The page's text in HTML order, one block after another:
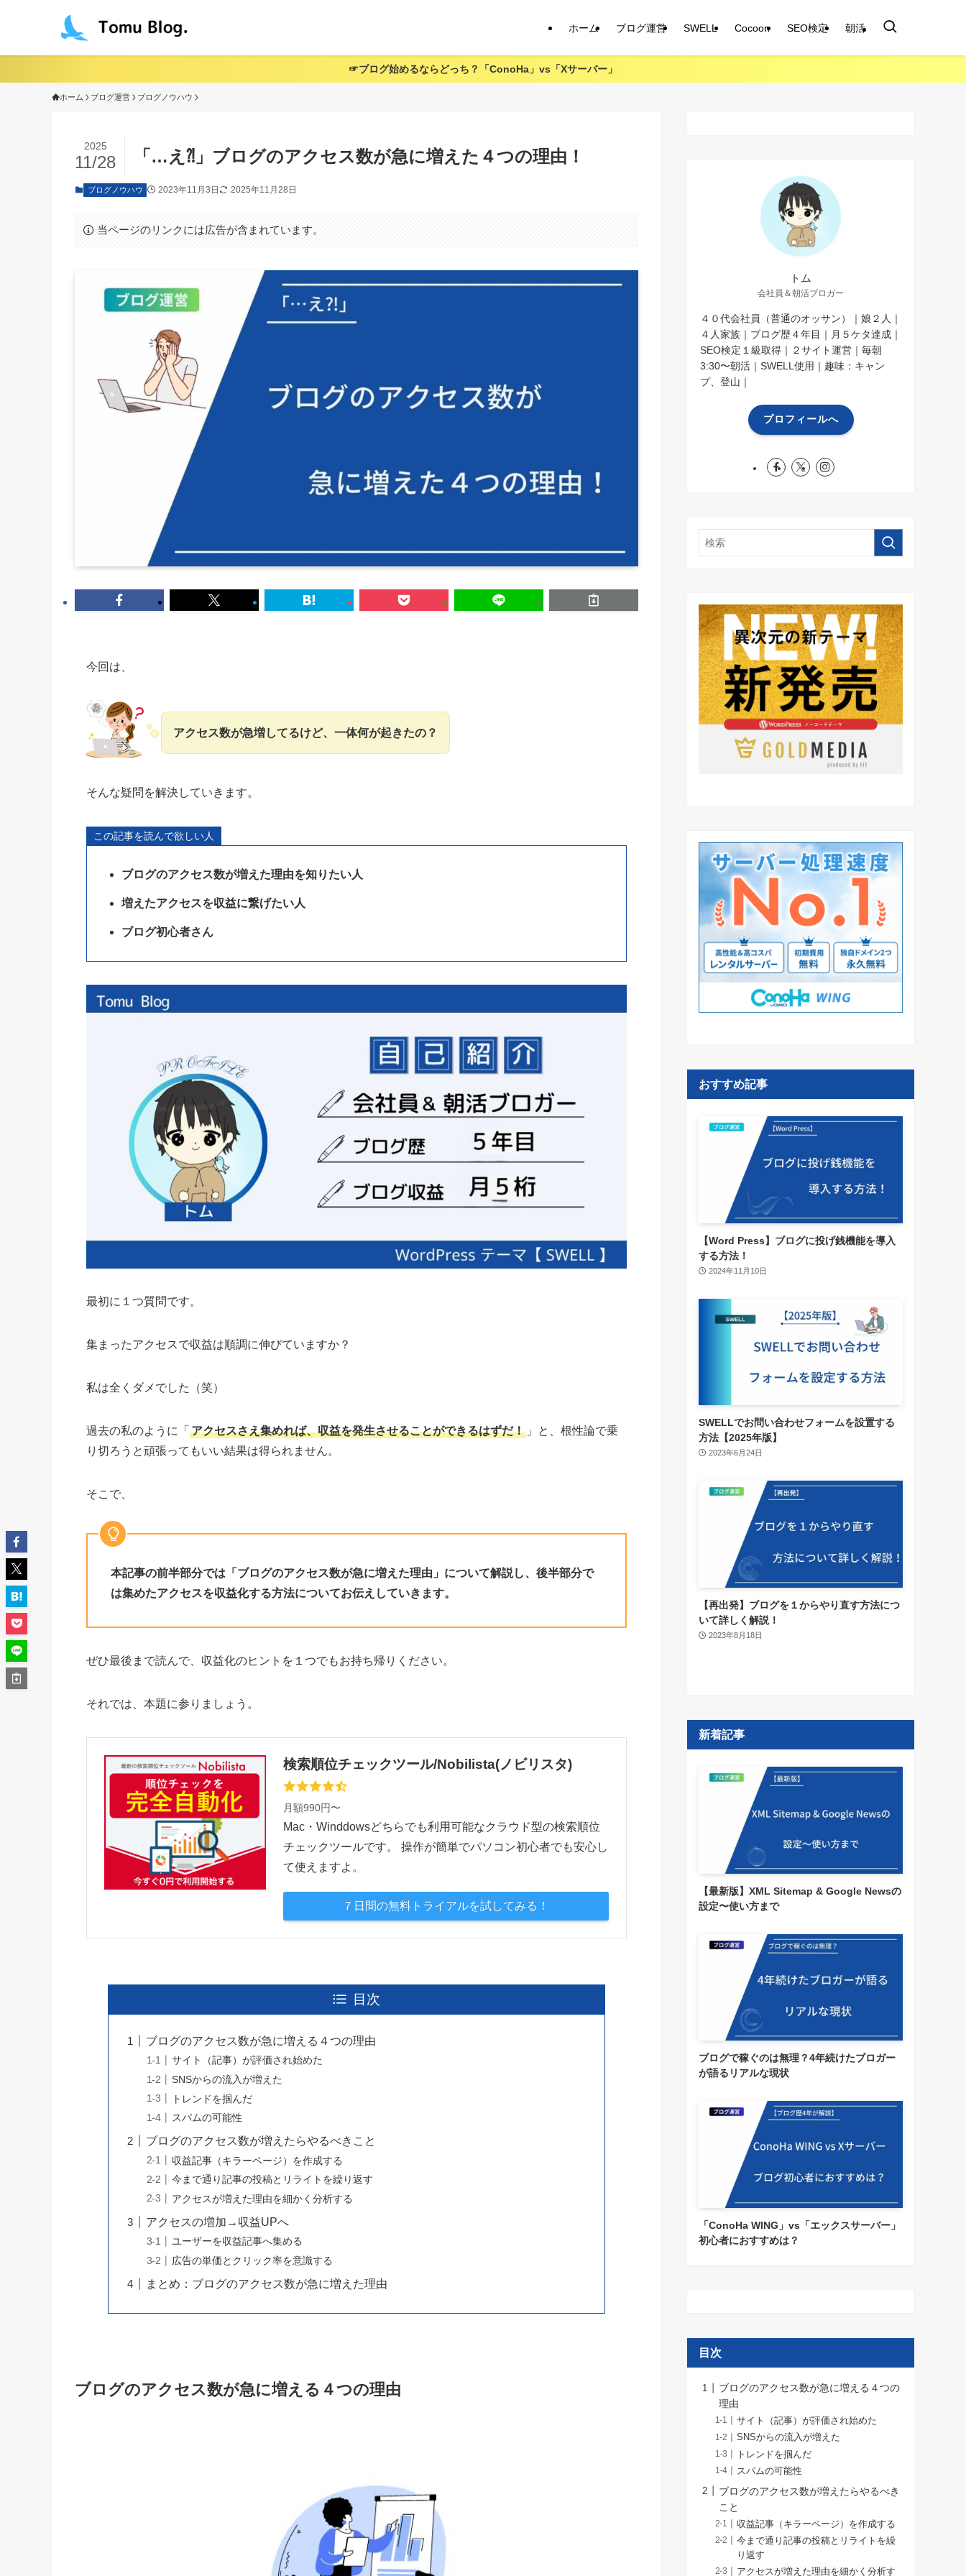
ホーム ブログ運営 SWELL Cocoon SEO検定 朝活
☞ブログ始めるならどっち？「ConoHa」vs「Xサーバー」
ホーム ブログ運営 ブログノウハウ
「…え⁈」ブログのアクセス数が急に増えた４つの理由！
2025
11/28
ブログノウハウ 2023年11月3日 2025年11月28日
当ページのリンクには広告が含まれています。
今回は、
アクセス数が急増してるけど、一体何が起きたの？
そんな疑問を解決していきます。
この記事を読んで欲しい人
ブログのアクセス数が増えた理由を知りたい人
増えたアクセスを収益に繋げたい人
ブログ初心者さん
最初に１つ質問です。
集まったアクセスで収益は順調に伸びていますか？
私は全くダメでした（笑）
過去の私のように「 アクセスさえ集めれば、収益を発生させることができるはずだ！ 」と、根性論で乗
り切ろうと頑張ってもいい結果は得られません。
そこで、
本記事の前半部分では「ブログのアクセス数が急に増えた理由」について解説し、後半部分で
は集めたアクセスを収益化する方法についてお伝えしていきます。
ぜひ最後まで読んで、収益化のヒントを１つでもお持ち帰りください。
それでは、本題に参りましょう。
検索順位チェックツール/Nobilista(ノビリスタ)
月額990円〜
Mac・Winddowsどちらでも利用可能なクラウド型の検索順位
チェックツールです。 操作が簡単でパソコン初心者でも安心し
て使えますよ。
７日間の無料トライアルを試してみる！
目次
ブログのアクセス数が急に増える４つの理由
サイト（記事）が評価され始めた
SNSからの流入が増えた
トレンドを掴んだ
スパムの可能性
ブログのアクセス数が増えたらやるべきこと
収益記事（キラーページ）を作成する
今まで通り記事の投稿とリライトを繰り返す
アクセスが増えた理由を細かく分析する
アクセスの増加→収益UPへ
ユーザーを収益記事へ集める
広告の単価とクリック率を意識する
まとめ：ブログのアクセス数が急に増えた理由
ブログのアクセス数が急に増える４つの理由
トム
会社員＆朝活ブロガー
４０代会社員（普通のオッサン）｜娘２人｜
４人家族｜ブログ歴４年目｜月５ケタ達成｜
SEO検定１級取得｜２サイト運営｜毎朝
3:30〜朝活｜SWELL使用｜趣味：キャン
プ、登山｜
プロフィールへ
おすすめ記事
【Word Press】ブログに投げ銭機能を導入
する方法！
2024年11月10日
SWELLでお問い合わせフォームを設置する
方法【2025年版】
2023年6月24日
【再出発】ブログを１からやり直す方法につ
いて詳しく解説！
2023年8月18日
新着記事
【最新版】XML Sitemap & Google Newsの
設定〜使い方まで
ブログで稼ぐのは無理？4年続けたブロガー
が語るリアルな現状
「ConoHa WING」vs「エックスサーバー」
初心者におすすめは？
目次
ブログのアクセス数が急に増える４つの
理由
サイト（記事）が評価され始めた
SNSからの流入が増えた
トレンドを掴んだ
スパムの可能性
ブログのアクセス数が増えたらやるべき
こと
収益記事（キラーページ）を作成する
今まで通り記事の投稿とリライトを繰
り返す
アクセスが増えた理由を細かく分析す